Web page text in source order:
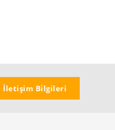
İletişim Bilgileri